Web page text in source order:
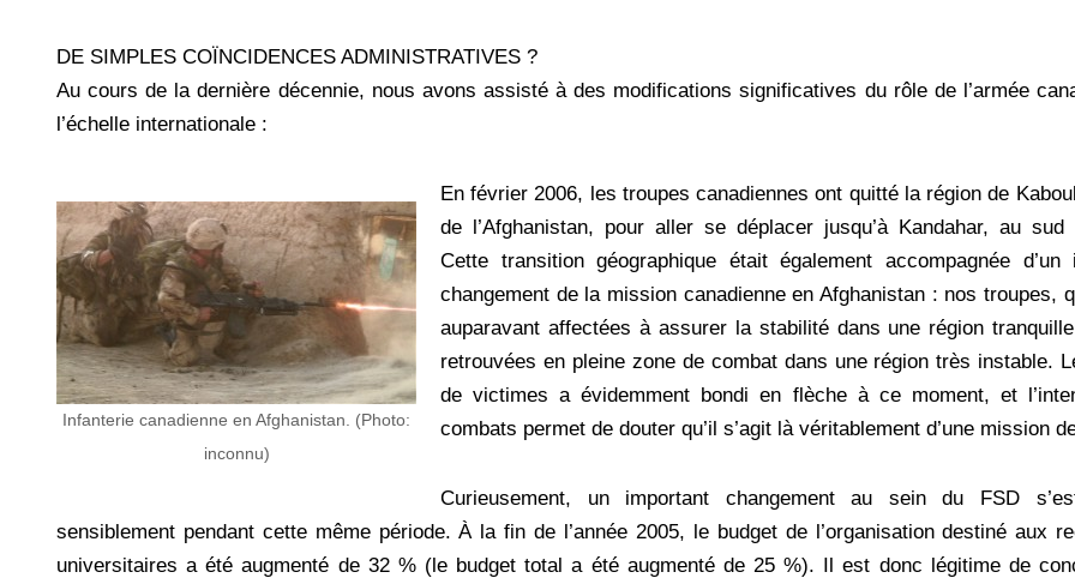
DE SIMPLES COÏNCIDENCES ADMINISTRATIVES ?
Au cours de la dernière décennie, nous avons assisté à des modifications significatives du rôle de l’armée
l’échelle internationale :
Infanterie canadienne en Afghanistan. (Photo:
inconnu)
En février 2006, les troupes canadiennes ont quitté la région de
de l’Afghanistan, pour aller se déplacer jusqu’à Kandahar, au
Cette transition géographique était également accompagnée d’un
changement de la mission canadienne en Afghanistan : nos troupes,
auparavant affectées à assurer la stabilité dans une région
retrouvées en pleine zone de combat dans une région très instable.
de victimes a évidemment bondi en flèche à ce moment, et
combats permet de douter qu’il s’agit là véritablement d’une mission
Curieusement, un important changement au sein du FSD
sensiblement pendant cette même période. À la fin de l’année 2005, le budget de l’organisation destiné aux
universitaires a été augmenté de 32 % (le budget total a été augmenté de 25 %). Il est donc légitime de